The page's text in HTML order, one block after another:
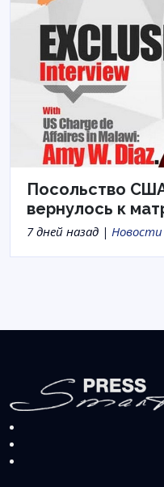
Посольство
вернулось к
7 дней назад | Новости